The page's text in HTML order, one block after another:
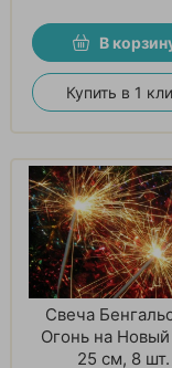
В
Купить в 1
Свеча
Огонь на Новый
25 см, 8 шт.